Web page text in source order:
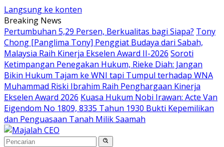
Langsung ke konten
Breaking News
Pertumbuhan 5,29 Persen, Berkualitas bagi Siapa? Tony
Chong [Panglima Tony] Penggiat Budaya dari Sabah,
Malaysia Raih Kinerja Ekselen Award II-2026 Soroti
Ketimpangan Penegakan Hukum, Rieke Diah: Jangan
Bikin Hukum Tajam ke WNI tapi Tumpul terhadap WNA
Muhammad Riski Ibrahim Raih Penghargaan Kinerja
Ekselen Award 2026 Kuasa Hukum Nobi Irawan: Acte Van
Eigendom No 1809, 8335 Tahun 1930 Bukti Kepemilikan
dan Penguasaan Tanah Milik Saamah